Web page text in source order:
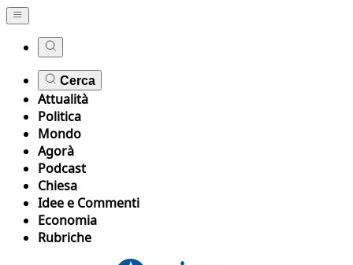
Cerca
Attualità
Politica
Mondo
Agorà
Podcast
Chiesa
Idee e Commenti
Economia
Rubriche